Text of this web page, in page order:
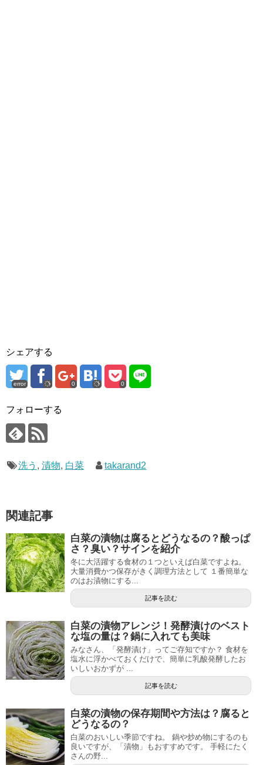
シェアする
error 0 0
フォローする
洗う , 漬物, 白菜 takarand2
関連記事
白菜の漬物は腐るとどうなるの？酸っぱ
さ？臭い？サインを紹介
冬に大活躍する食材の１つといえば白菜ですよね。
大量消費かつ保存がきく調理方法として １番簡単な
のはお漬物にする...
記事を読む
白菜の漬物アレンジ！発酵漬けのベスト
な塩の量は？鍋に入れても美味
みなさん、「発酵漬け」ってご存知ですか？ 食材を
塩水に浮かべておくだけで、簡単に乳酸発酵したお
いしいおかずが ...
記事を読む
白菜の漬物の保存期間や方法は？腐ると
どうなるの？
白菜のおいしい季節ですね。 鍋や炒め物にするのも
良いですが、「漬物」もおすすめです。 手軽にたく
さんの野...